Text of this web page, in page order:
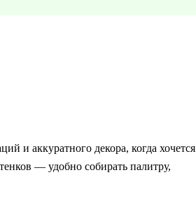
и аккуратного декора, когда хочется
— удобно собирать палитру,